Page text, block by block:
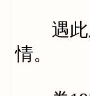
遇此庭
情。